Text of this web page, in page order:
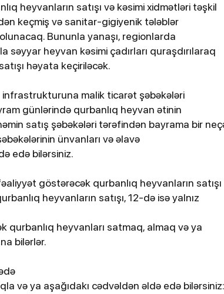
heyvanların satışı və kəsimi xidmətləri təşkil
keçmiş və sanitar-gigiyenik tələblər
Bununla yanaşı, regionlarda
səyyar heyvan kəsimi çadırları quraşdırılaraq
həyata keçiriləcək.
malik ticarət şəbəkələri
günlərində qurbanlıq heyvan ətinin
satış şəbəkələri tərəfindən bayrama bir
ünvanları və əlavə
edə bilərsiniz.
göstərəcək qurbanlıq heyvanların satışı
heyvanların satışı, 12-də isə yalnız
heyvanları satmaq, almaq və ya
bilərlər.
və ya aşağıdakı cədvəldən əldə edə bilərsiniz:
16-07-2026, 15:16
Şabranda 53 yaşlı kişini cərəyan
vuraraq öldürüb